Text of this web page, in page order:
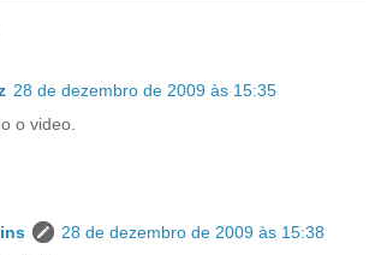
28 de dezembro de 2009 às 15:35
o video.
28 de dezembro de 2009 às 15:38